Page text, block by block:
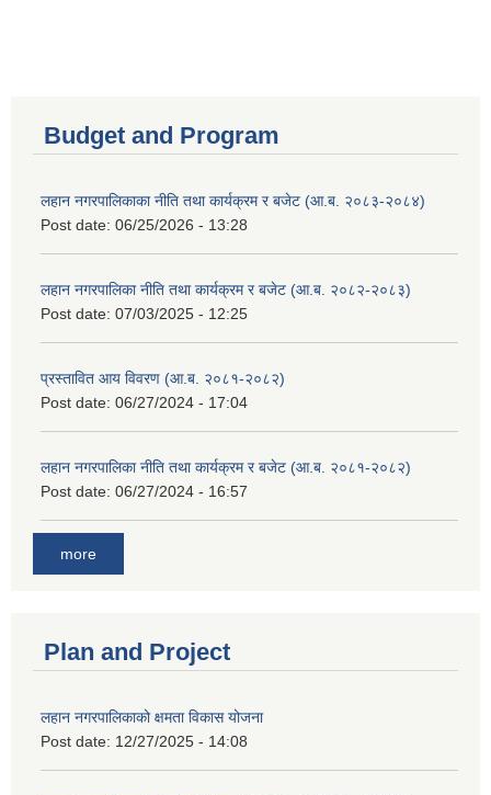
Budget and Program
लहान नगरपालिकाका नीति तथा कार्यक्रम र बजेट (आ.ब. २०८३-२०८४)
Post date: 06/25/2026 - 13:28
लहान नगरपालिका नीति तथा कार्यक्रम र बजेट (आ.ब. २०८२-२०८३)
Post date: 07/03/2025 - 12:25
प्रस्तावित आय विवरण (आ.ब. २०८१-२०८२)
Post date: 06/27/2024 - 17:04
लहान नगरपालिका नीति तथा कार्यक्रम र बजेट (आ.ब. २०८१-२०८२)
Post date: 06/27/2024 - 16:57
more
Plan and Project
लहान नगरपालिकाको क्षमता विकास योजना
Post date: 12/27/2025 - 14:08